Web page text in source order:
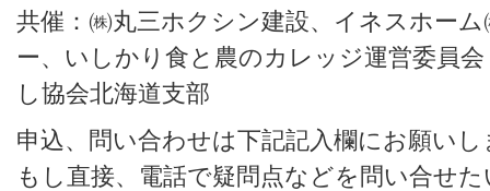
共催：㈱丸三ホクシン建設、イネスホー
ー、いしかり食と農のカレッジ運営委員
し協会北海道支部
申込、問い合わせは下記記入欄にお願いし
もし直接、電話で疑問点などを問い合せ